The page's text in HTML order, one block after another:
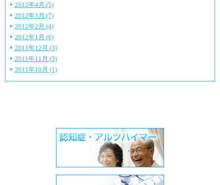
2012年4月 (5)
2012年3月 (7)
2012年2月 (4)
2012年1月 (6)
2011年12月 (3)
2011年11月 (3)
2011年10月 (1)